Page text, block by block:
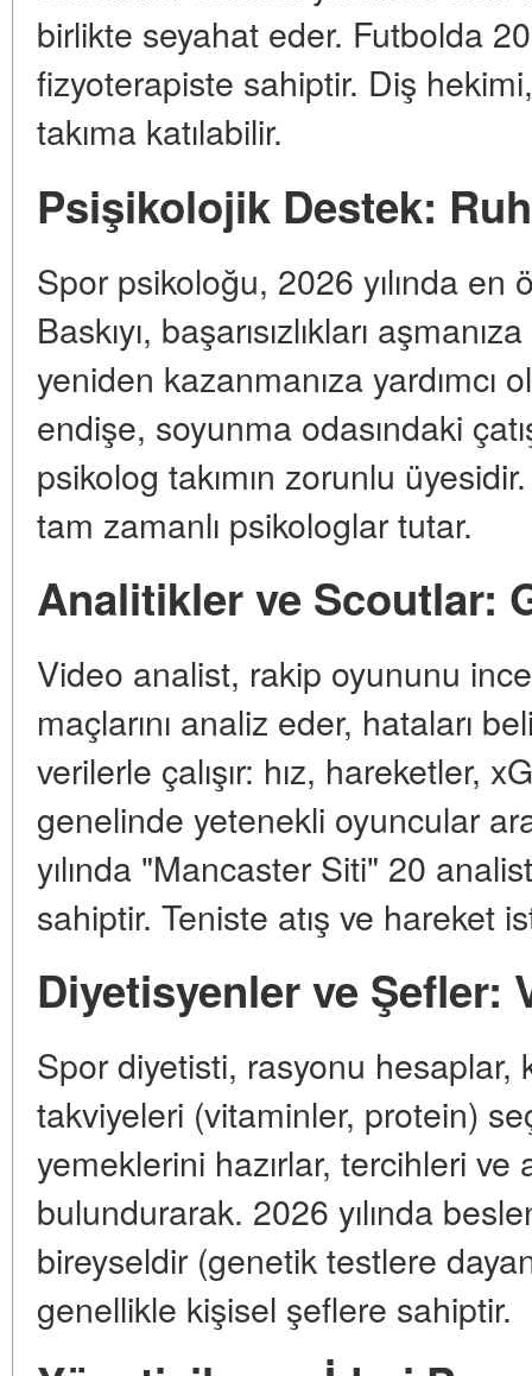
birlikte seyahat eder. Futbolda
fizyoterapiste sahiptir. Diş
takıma katılabilir.
Psişikolojik Destek:
Spor psikoloğu, 2026 yılında
Baskıyı, başarısızlıkları
yeniden kazanmanıza yardımcı
endişe, soyunma odasındaki
psikolog takımın zorunlu
tam zamanlı psikologlar tutar.
Analitikler ve Scoutlar:
Video analist, rakip oyununu
maçlarını analiz eder, hataları
verilerle çalışır: hız, hareketler,
genelinde yetenekli oyuncular
yılında "Mancaster Siti" 20
sahiptir. Teniste atış ve hareket
Diyetisyenler ve Şefler:
Spor diyetisti, rasyonu hesaplar,
takviyeleri (vitaminler, protein)
yemeklerini hazırlar, tercihleri
bulundurarak. 2026 yılında
bireyseldir (genetik testlere
genellikle kişisel şeflere sahiptir.